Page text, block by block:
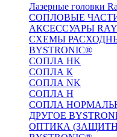
Лазерные головки
СОПЛОВЫЕ ЧАСТИ
АКСЕССУАРЫ
СХЕМЫ
BYSTRONIC®
СОПЛА HK
СОПЛА К
СОПЛА NK
СОПЛА H
СОПЛА
ДРУГОЕ
ОПТИКА